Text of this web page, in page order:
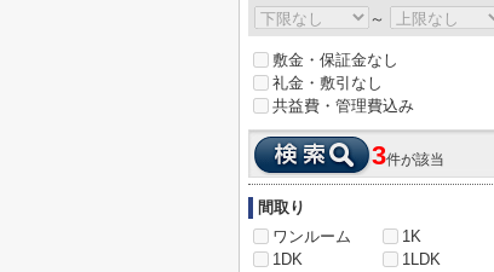
～
敷金・保証金なし
礼金・敷引なし
共益費・管理費込み
3件が該当
間取り
ワンルーム
1K
1DK
1LDK